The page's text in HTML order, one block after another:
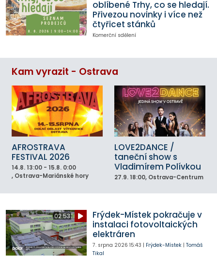
oblíbené Trhy, co se hledají.
Přivezou novinky i více než
čtyřicet stánků
Komerční sdělení
Kam vyrazit - Ostrava
AFROSTRAVA
FESTIVAL 2026
14.8. 13:00 - 15.8. 0:00
, Ostrava-Mariánské hory
LOVE2DANCE /
taneční show s
Vladimírem Polívkou
27.9. 18:00, Ostrava-Centrum
02:53
Frýdek-Místek pokračuje v
instalaci fotovoltaických
elektráren
7. srpna 2026 15:43 | Frýdek-Místek| Tomáš
Tikal